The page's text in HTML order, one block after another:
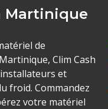
Martinique
de
Clim Cash
et
froid. Commandez
votre matériel